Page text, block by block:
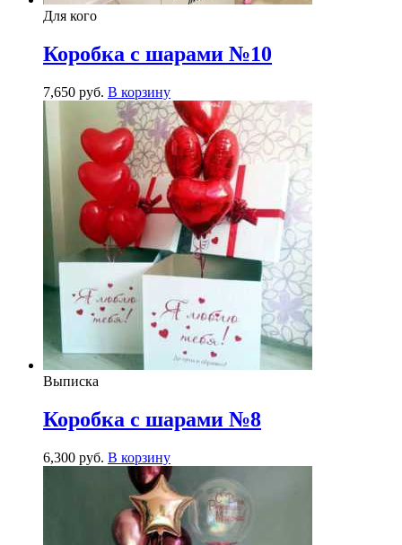
Для кого
Коробка с шарами №10
7,650 руб. В корзину
Выписка
Коробка с шарами №8
6,300 руб. В корзину